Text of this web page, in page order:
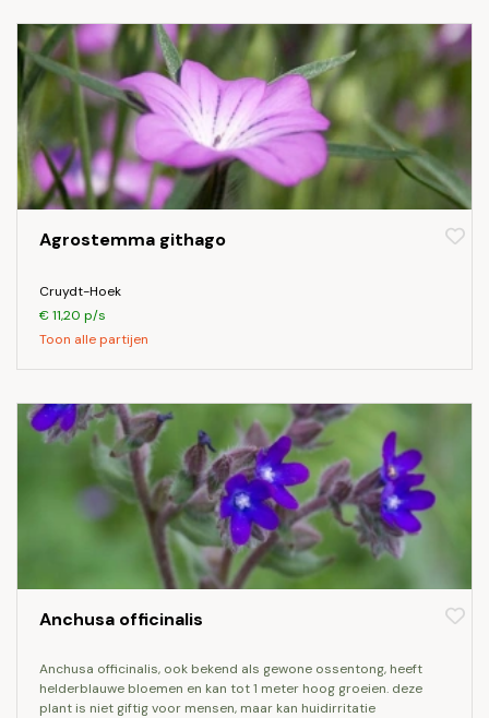
Agrostemma githago
Cruydt-Hoek
€ 11,20 p/s
Toon alle partijen
Anchusa officinalis
anchusa officinalis, ook bekend als gewone ossentong, heeft
helderblauwe bloemen en kan tot 1 meter hoog groeien. deze
plant is niet giftig voor mensen, maar kan huidirritatie